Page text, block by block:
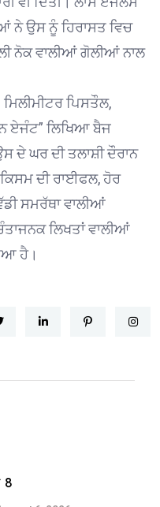
ਨੇ ਉਸ ਨੂੰ ਹਿਰਾਸਤ ਵਿਚ
ਨੋਕ ਵਾਲੀਆਂ ਗੋਲੀਆਂ ਨਾਲ
ਪਿਸਤੌਲ,
ਏਜੰਟ” ਲਿਖਿਆ ਬੈਜ
ਦੇ ਘਰ ਦੀ ਤਲਾਸ਼ੀ ਦੌਰਾਨ
ਦੀ ਰਾਈਫਲ, ਹੋਰ
ਸਮਰੱਥਾ ਵਾਲੀਆਂ
ਲਿਖਤਾਂ ਵਾਲੀਆਂ
ਹੈ।
8